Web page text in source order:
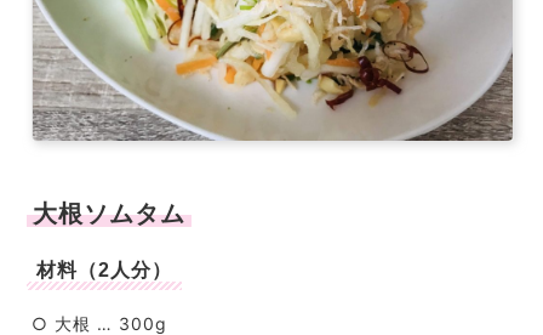
大根ソムタム
材料（2人分）
○ 大根 … 300g